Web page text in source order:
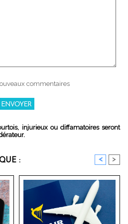
commentaires
injurieux ou diffamatoires seront
: < >